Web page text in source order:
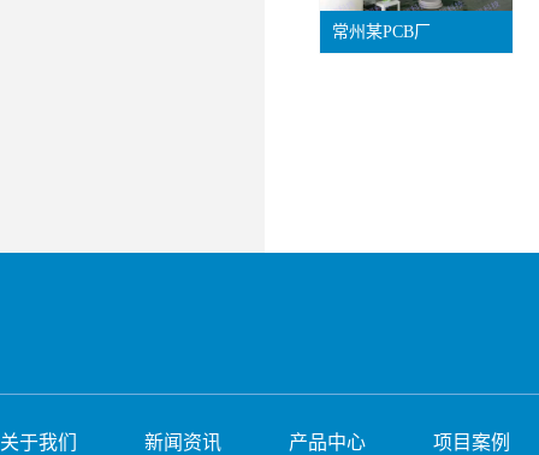
常州某PCB厂
关于我们 新闻资讯 产品中心 项目案例